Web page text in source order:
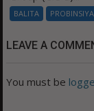
BALITA PROBINSIYA
LEAVE A
You must be